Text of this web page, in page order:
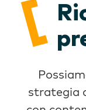
strategia